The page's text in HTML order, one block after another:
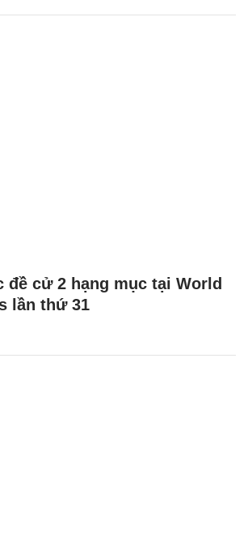
đề cử 2 hạng mục tại World
lần thứ 31